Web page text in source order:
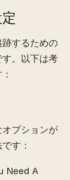
するための
。以下は考
プションが
す：
Need A